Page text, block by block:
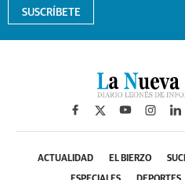
SUSCRÍBETE
ACTUALIDAD EL BIERZO